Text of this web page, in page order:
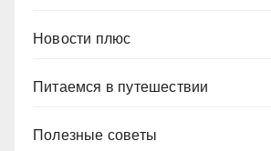
Новости плюс
Питаемся в путешествии
Полезные советы